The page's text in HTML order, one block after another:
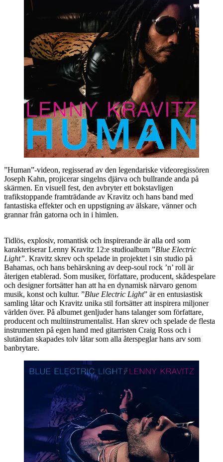
”Human”-videon, regisserad av den legendariske videoregissören
Joseph Kahn, projicerar singelns djärva och bullrande anda på
skärmen. En visuell fest, den avbryter ett bokstavligen
trafikstoppande framträdande av Kravitz och hans band med
fantastiska effekter och en uppstigning av älskare, vänner och
grannar från gatorna och in i himlen.
Tidlös, explosiv, romantisk och inspirerande är alla ord som
karakteriserar Lenny Kravitz 12:e studioalbum ”Blue Electric
Light”. Kravitz skrev och spelade in projektet i sin studio på
Bahamas, och hans behärskning av deep-soul rock ’n’ roll är
återigen etablerad. Som musiker, författare, producent, skådespelare
och designer fortsätter han att ha en dynamisk närvaro genom
musik, konst och kultur. ”Blue Electric Light” är en entusiastisk
samling låtar och Kravitz unika stil fortsätter att inspirera miljoner
världen över. På albumet genljuder hans talanger som författare,
producent och multiinstrumentalist. Han skrev och spelade de flesta
instrumenten på egen hand med gitarristen Craig Ross och i
slutändan skapades tolv låtar som alla återspeglar hans arv som
banbrytare.